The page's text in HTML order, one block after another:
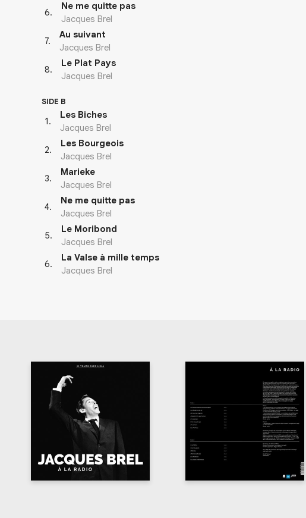
6.
Ne me quitte pas
Jacques Brel
7.
Au suivant
Jacques Brel
8.
Le Plat Pays
Jacques Brel
SIDE B
1.
Les Biches
Jacques Brel
2.
Les Bourgeois
Jacques Brel
3.
Marieke
Jacques Brel
4.
Ne me quitte pas
Jacques Brel
5.
Le Moribond
Jacques Brel
6.
La Valse à mille temps
Jacques Brel